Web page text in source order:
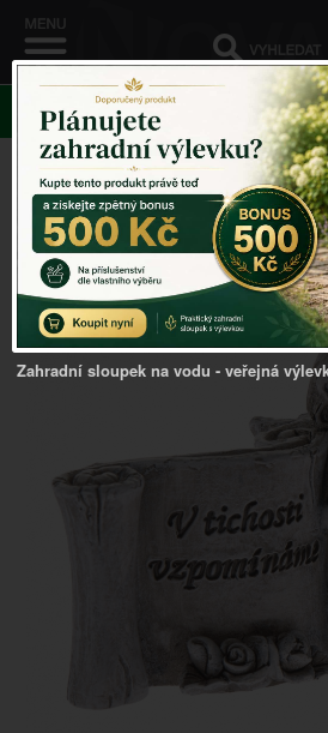
KATEGORIE
Venkovský domov ->DEKORACE
>Dekorace na hrob do
Zahradní sloupek na vodu - veřejná